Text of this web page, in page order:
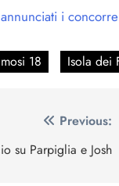
i
18 Isola dei
Previous:
su Parpiglia e Josh